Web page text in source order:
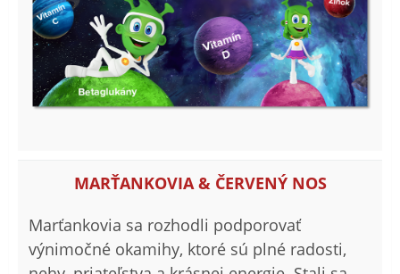
MARŤANKOVIA & ČERVENÝ NOS
Marťankovia sa rozhodli podporovať
výnimočné okamihy, ktoré sú plné radosti,